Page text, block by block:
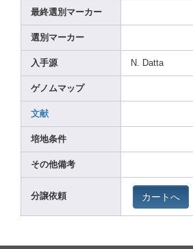
最終選別マーカー
選別マーカー
入手源 N. Datta
ゲノムマップ
文献
培地条件
その他備考
分譲依頼 カートへ